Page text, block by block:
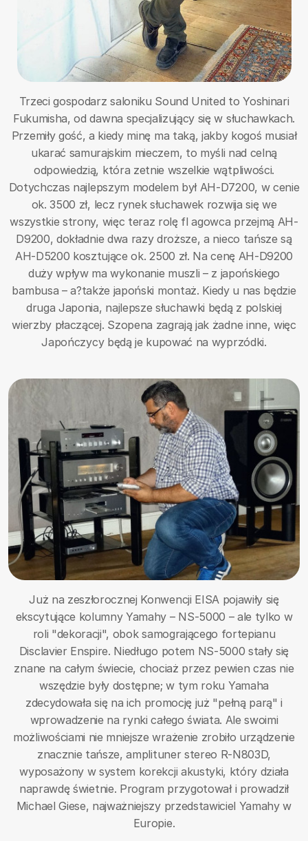
Trzeci gospodarz saloniku Sound United to Yoshinari
Fukumisha, od dawna specjalizujący się w słuchawkach.
Przemiły gość, a kiedy minę ma taką, jakby kogoś musiał
ukarać samurajskim mieczem, to myśli nad celną
odpowiedzią, która zetnie wszelkie wątpliwości.
Dotychczas najlepszym modelem był AH-D7200, w cenie
ok. 3500 zł, lecz rynek słuchawek rozwija się we
wszystkie strony, więc teraz rolę fl agowca przejmą AH-
D9200, dokładnie dwa razy droższe, a nieco tańsze są
AH-D5200 kosztujące ok. 2500 zł. Na cenę AH-D9200
duży wpływ ma wykonanie muszli – z japońskiego
bambusa – a?także japoński montaż. Kiedy u nas będzie
druga Japonia, najlepsze słuchawki będą z polskiej
wierzby płaczącej. Szopena zagrają jak żadne inne, więc
Japończycy będą je kupować na wyprzódki.
Już na zeszłorocznej Konwencji EISA pojawiły się
ekscytujące kolumny Yamahy – NS-5000 – ale tylko w
roli "dekoracji", obok samogrającego fortepianu
Disclavier Enspire. Niedługo potem NS-5000 stały się
znane na całym świecie, chociaż przez pewien czas nie
wszędzie były dostępne; w tym roku Yamaha
zdecydowała się na ich promocję już "pełną parą" i
wprowadzenie na rynki całego świata. Ale swoimi
możliwościami nie mniejsze wrażenie zrobiło urządzenie
znacznie tańsze, amplituner stereo R-N803D,
wyposażony w system korekcji akustyki, który działa
naprawdę świetnie. Program przygotował i prowadził
Michael Giese, najważniejszy przedstawiciel Yamahy w
Europie.